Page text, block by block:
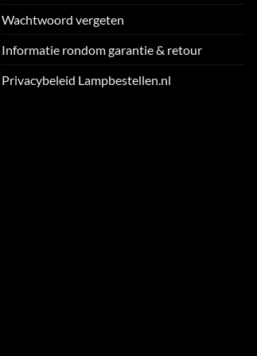
Wachtwoord vergeten
Informatie rondom garantie & retour
Privacybeleid Lampbestellen.nl